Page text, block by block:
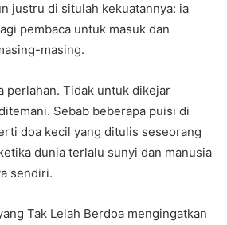
justru di situlah kekuatannya: ia
pembaca untuk masuk dan
masing.
perlahan. Tidak untuk dikejar
Sebab beberapa puisi di
doa kecil yang ditulis seseorang
dunia terlalu sunyi dan manusia
sendiri.
Tak Lelah Berdoa mengingatkan